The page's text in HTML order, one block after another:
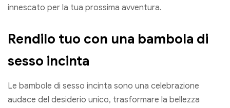
innescato per la tua prossima avventura.
Rendilo tuo con una bambola di
sesso incinta
Le bambole di sesso incinta sono una celebrazione
audace del desiderio unico, trasformare la bellezza